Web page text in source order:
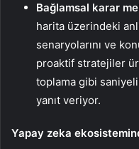
Bağlamsal karar
harita üzerindeki
senaryolarını ve
proaktif stratejiler
toplama gibi
yanıt veriyor.
Yapay zeka